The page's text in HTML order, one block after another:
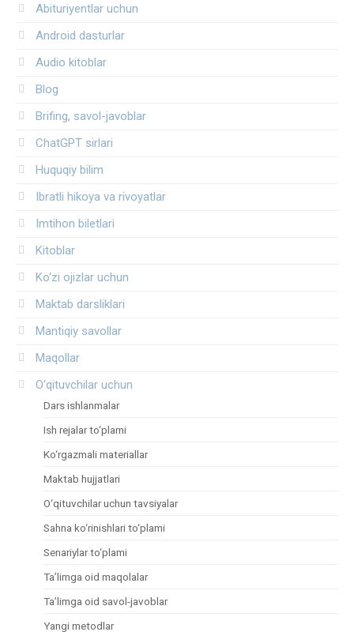
Abituriyentlar uchun
Android dasturlar
Audio kitoblar
Blog
Brifing, savol-javoblar
ChatGPT sirlari
Huquqiy bilim
Ibratli hikoya va rivoyatlar
Imtihon biletlari
Kitoblar
Ko‘zi ojizlar uchun
Maktab darsliklari
Mantiqiy savollar
Maqollar
O‘qituvchilar uchun
Dars ishlanmalar
Ish rejalar to‘plami
Ko‘rgazmali materiallar
Maktab hujjatlari
O‘qituvchilar uchun tavsiyalar
Sahna ko‘rinishlari to‘plami
Senariylar to‘plami
Ta’limga oid maqolalar
Ta’limga oid savol-javoblar
Yangi metodlar